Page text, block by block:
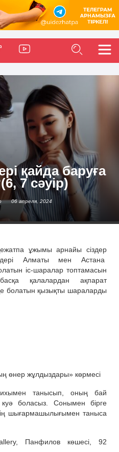
қайда баруға
7 сәуір)
06 апреля, 2024
ұжымы арнайы сіздер
Алматы мен Астана
іс-шаралар топтамасын
қалалардан ақпарат
болатын қызықты шараларды
өнер жұлдыздары» көрмесі
танысып, оның бай
боласыз. Сонымен бірге
шығармашылығымен таныса
Панфилов көшесі, 92